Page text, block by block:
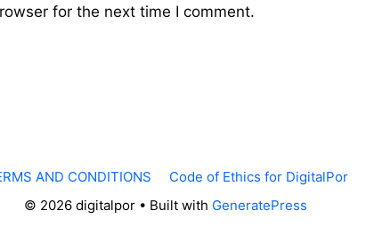
for the next time I comment.
AND CONDITIONS Code of Ethics for DigitalPor
© 2026 digitalpor • Built with GeneratePress